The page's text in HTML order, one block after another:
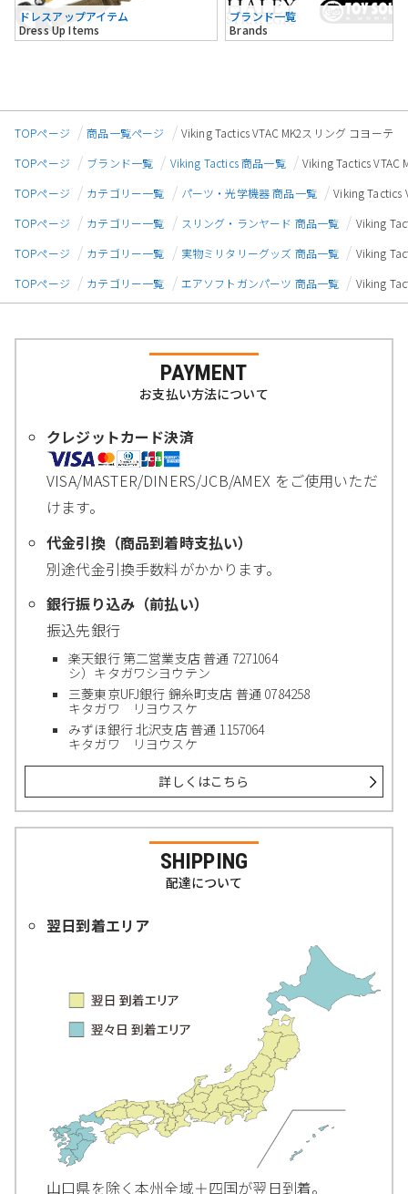
ドレスアップアイテム
Dress Up Items
ブランド一覧
Brands
TOPページ 商品一覧ページ
Viking Tactics VTAC MK2スリング コヨーテ
TOPページ
ブランド一覧 Viking Tactics 商品一覧
Viking Tactics VTAC
TOPページ
カテゴリー一覧 パーツ・光学機器 商品一覧
Viking Tactics
TOPページ
カテゴリー一覧 スリング・ランヤード 商品一覧
Viking
TOPページ
カテゴリー一覧 実物ミリタリーグッズ 商品一覧
Viking
TOPページ
カテゴリー一覧 エアソフトガンパーツ 商品一覧 Viking
PAYMENT
お支払い方法について
クレジットカード決済
VISA/MASTER/DINERS/JCB/AMEX をご使用いただ
けます。
代金引換（商品到着時支払い）
別途代金引換手数料がかかります。
銀行振り込み（前払い）
振込先銀行
楽天銀行 第二営業支店 普通 7271064
シ）キタガワシヨウテン
三菱東京UFJ銀行 錦糸町支店 普通 0784258
キタガワ リヨウスケ
みずほ銀行 北沢支店 普通 1157064
キタガワ リヨウスケ
詳しくはこちら
SHIPPING
配達について
翌日到着エリア
山口県を除く本州全域＋四国が翌日到着。